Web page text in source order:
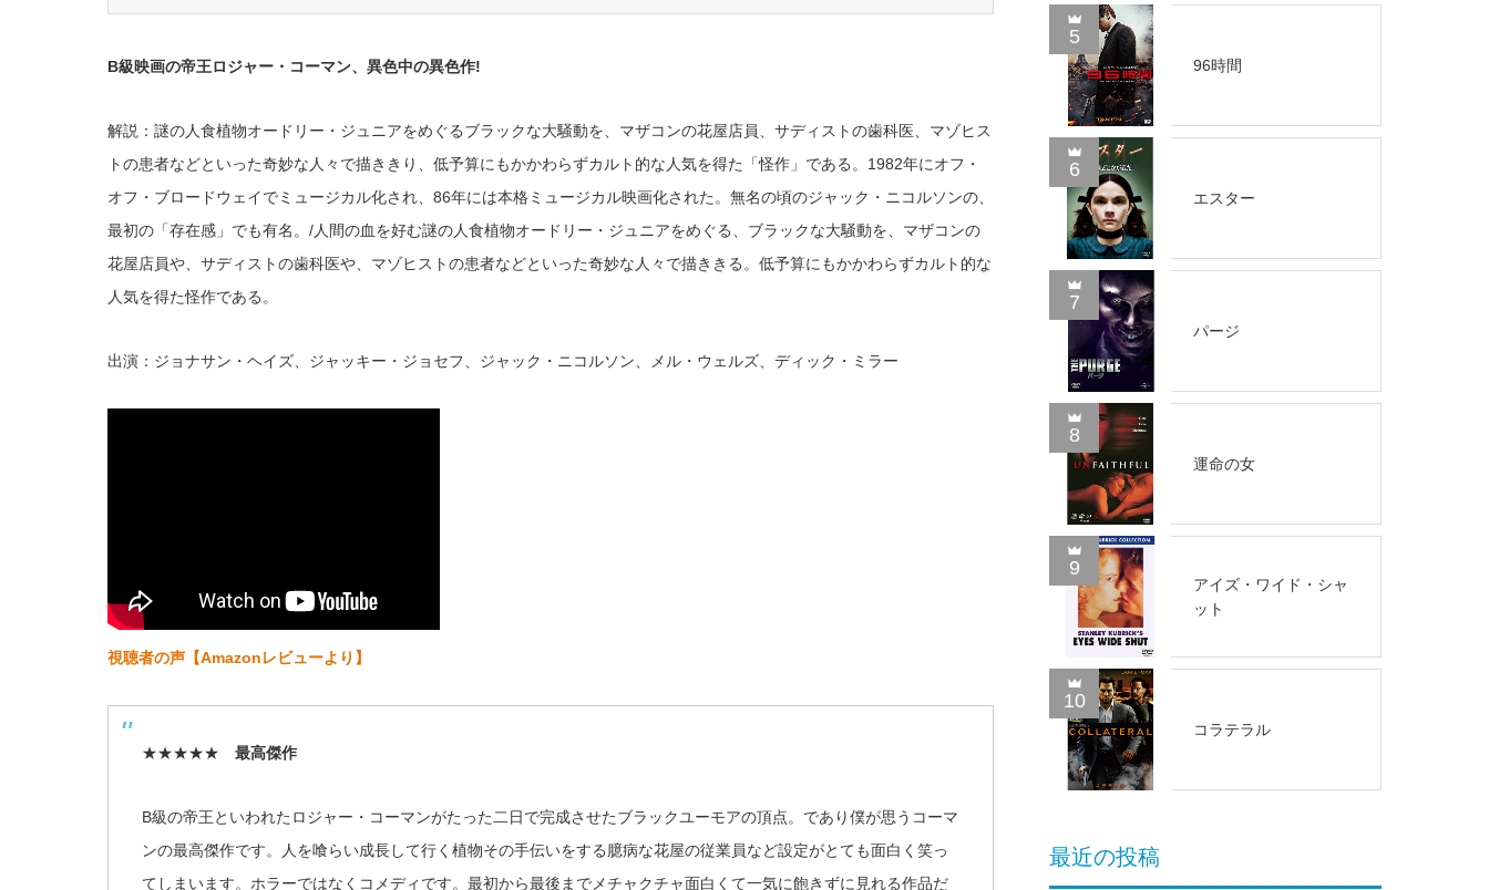
B級映画の帝王ロジャー・コーマン、異色中の異色作!
解説：謎の人食植物オードリー・ジュニアをめぐるブラックな大騒動を、マザコンの花屋店員、サディストの歯科医、マゾヒス
トの患者などといった奇妙な人々で描ききり、低予算にもかかわらずカルト的な人気を得た「怪作」である。1982年にオフ・
オフ・ブロードウェイでミュージカル化され、86年には本格ミュージカル映画化された。無名の頃のジャック・ニコルソンの、
最初の「存在感」でも有名。/人間の血を好む謎の人食植物オードリー・ジュニアをめぐる、ブラックな大騒動を、マザコンの
花屋店員や、サディストの歯科医や、マゾヒストの患者などといった奇妙な人々で描ききる。低予算にもかかわらずカルト的な
人気を得た怪作である。
出演：ジョナサン・ヘイズ、ジャッキー・ジョセフ、ジャック・ニコルソン、メル・ウェルズ、ディック・ミラー
視聴者の声【Amazonレビューより】
★★★★★ 最高傑作
B級の帝王といわれたロジャー・コーマンがたった二日で完成させたブラックユーモアの頂点。であり僕が思うコーマ
ンの最高傑作です。人を喰らい成長して行く植物その手伝いをする臆病な花屋の従業員など設定がとても面白く笑っ
てしまいます。ホラーではなくコメディです。最初から最後までメチャクチャ面白くて一気に飽きずに見れる作品だ
5
96時間
6
エスター
7
パージ
8
運命の女
9
アイズ・ワイド・シャ
ット
10
コラテラル
最近の投稿